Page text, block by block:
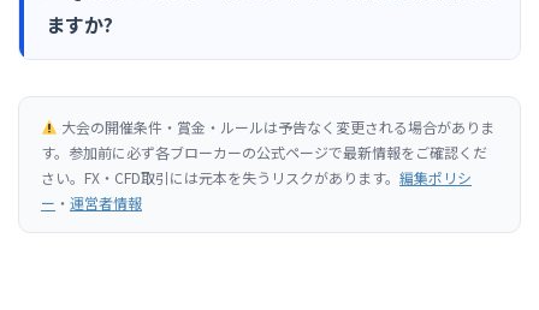
ますか?
大会の開催条件・賞金・ルールは予告なく変更される場合がありま
す。参加前に必ず各ブローカーの公式ページで最新情報をご確認くだ
さい。FX・CFD取引には元本を失うリスクがあります。 編集ポリシ
ー ・ 運営者情報